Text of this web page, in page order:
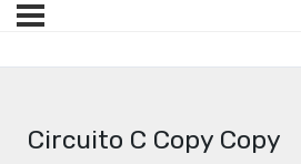
Circuito C Copy Copy